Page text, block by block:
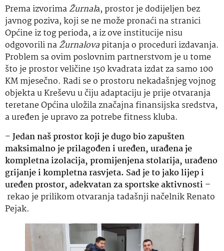
Prema izvorimaŽurnala, prostor je dodijeljen bez
javnog poziva, koji se ne može pronaći na stranici
Općine iz tog perioda, a iz ove institucije nisu
odgovorili naŽurnalovapitanja o proceduri izdavanja.
Problem sa ovim poslovnim partnerstvom je u tome
što je prostor veličine 150 kvadrata izdat za samo 100
KM mjesečno. Radi se o prostoru nekadašnjeg vojnog
objekta u Kreševu u čiju adaptaciju je prije otvaranja
teretane Općina uložila značajna finansijska sredstva,
a uređen je upravo za potrebe fitness kluba.
–Jedan naš prostor koji je dugo bio zapušten
maksimalno je prilagođen i uređen, urađena je
kompletna izolacija, promijenjena stolarija, urađeno
grijanje i kompletna rasvjeta. Sad je to jako lijep i
uređen prostor, adekvatan za sportske aktivnosti –
rekao je prilikom otvaranja tadašnji načelnik Renato
Pejak.